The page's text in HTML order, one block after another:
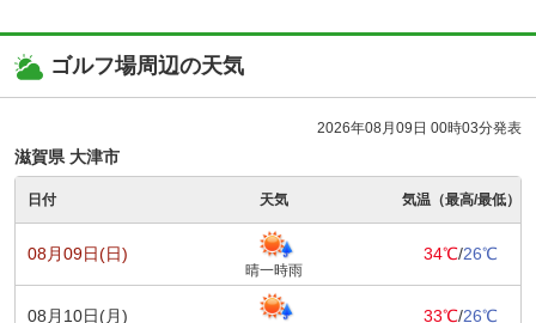
ゴルフ場周辺の天気
2026年08月09日 00時03分発表
滋賀県 大津市
日付 天気 気温（最高/最低）
08月09日(日)
晴一時雨
34℃/26℃
08月10日(月) 33℃/26℃